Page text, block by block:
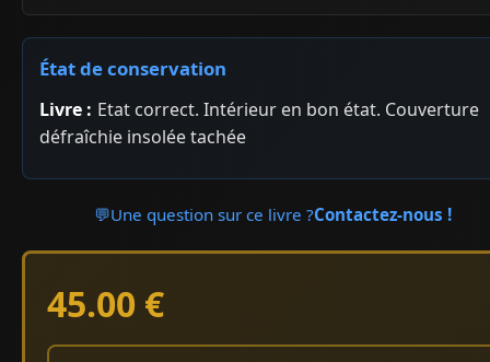
État de conservation
Livre : Etat correct. Intérieur en bon état. Couverture
défraîchie insolée tachée
💬Une question sur ce livre ?Contactez-nous !
45.00 €